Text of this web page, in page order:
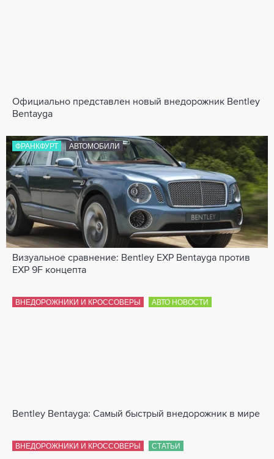
Официально представлен новый внедорожник Bentley
Bentayga
ФРАНКФУРТ АВТОМОБИЛИ
Визуальное сравнение: Bentley EXP Bentayga против
EXP 9F концепта
ВНЕДОРОЖНИКИ И КРОССОВЕРЫ АВТО НОВОСТИ
Bentley Bentayga: Самый быстрый внедорожник в мире
ВНЕДОРОЖНИКИ И КРОССОВЕРЫ СТАТЬИ